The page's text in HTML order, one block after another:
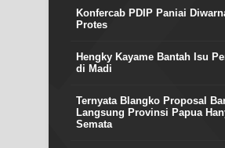
Konfercab PDIP Paniai
Protes
Hengky Kayame Bantah Isu
di Madi
Ternyata Blangko Proposal
Langsung Provinsi Papua
Semata